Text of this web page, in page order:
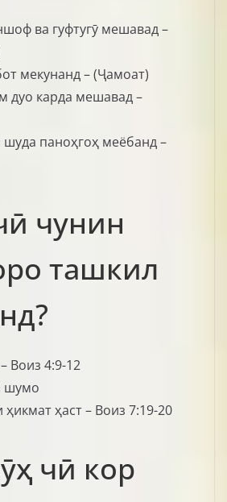
ва гуфтугӯ мешавад –
мекунанд – (Ҷамоат)
дуо карда мешавад –
шуда паноҳгоҳ меёбанд –
чунин
ташкил
Воиз 4:9-12
шумо
ҳаст – Воиз 7:19-20
чӣ кор